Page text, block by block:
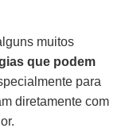
muitos
que podem
para
diretamente com